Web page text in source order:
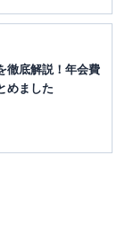
徹底解説！年会費
めました